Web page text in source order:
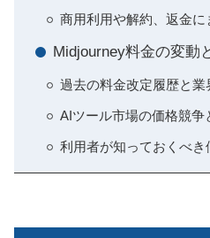
商用利用や解約、返金に
Midjourney料金の変動
過去の料金改定履歴と
AIツール市場の価格競争
利用者が知っておくべ